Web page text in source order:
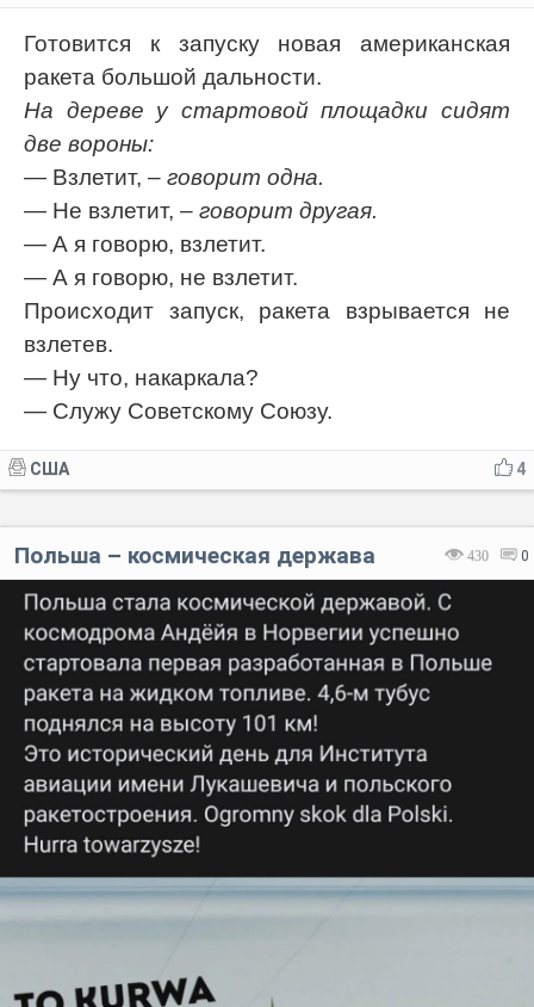
Готовится к запуску новая американская
ракета большой дальности.
На дереве у стартовой площадки сидят
две вороны:
— Взлетит, – говорит одна.
— Не взлетит, – говорит другая.
— А я говорю, взлетит.
— А я говорю, не взлетит.
Происходит запуск, ракета взрывается не
взлетев.
— Ну что, накаркала?
— Служу Советскому Союзу.
4
США
430 0
Польша – космическая держава